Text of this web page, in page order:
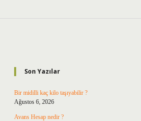
Son Yazılar
Bir midilli kaç kilo taşıyabilir ?
Ağustos 6, 2026
Avans Hesap nedir ?